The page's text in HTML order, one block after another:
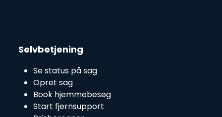
Selvbetjening
Se status på sag
Opret sag
Book hjemmebesøg
Start fjernsupport